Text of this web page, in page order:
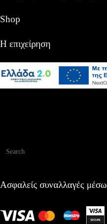
Shop
Η επιχείρηση
Ασφαλείς συναλλαγές μέσω